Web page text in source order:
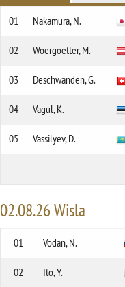
01 Nakamura, N.
02 Woergoetter, M.
03 Deschwanden, G.
04 Vagul, K.
05 Vassilyev, D.
02.08.26 Wisla
01 Vodan, N.
02 Ito, Y.